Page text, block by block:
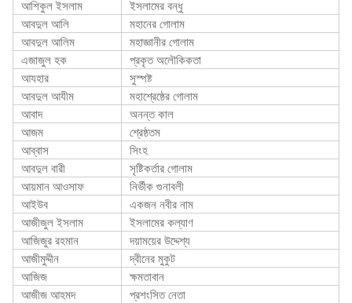
আশিকুল ইসলাম
ইসলামের বন্ধু
আবদুল আলি
মহানের গোলাম
আবদুল আলিম
মহাজ্ঞানীর গোলাম
এজাজুল হক
প্রকৃত অলৌকিকতা
আযহার
সুস্পষ্ট
আবদুল আযীম
মহাশ্রেষ্ঠের গোলাম
আবাদ
অনন্ত কাল
আজম
শ্রেষ্ঠতম
আব্বাস
সিংহ
আবদুল বারী
সৃষ্টিকর্তার গোলাম
আয়মান আওসাফ
নির্ভীক গুনাবলী
আইউব
একজন নবীর নাম
আজীজুল ইসলাম
ইসলামের কল্যাণ
আজিজুর রহমান
দয়াময়ের উদ্দেশ্য
আজীমুদ্দীন
দ্বীনের মুকুট
আজিজ
ক্ষমতাবান
আজীজ আহমদ
প্রশংসিত নেতা